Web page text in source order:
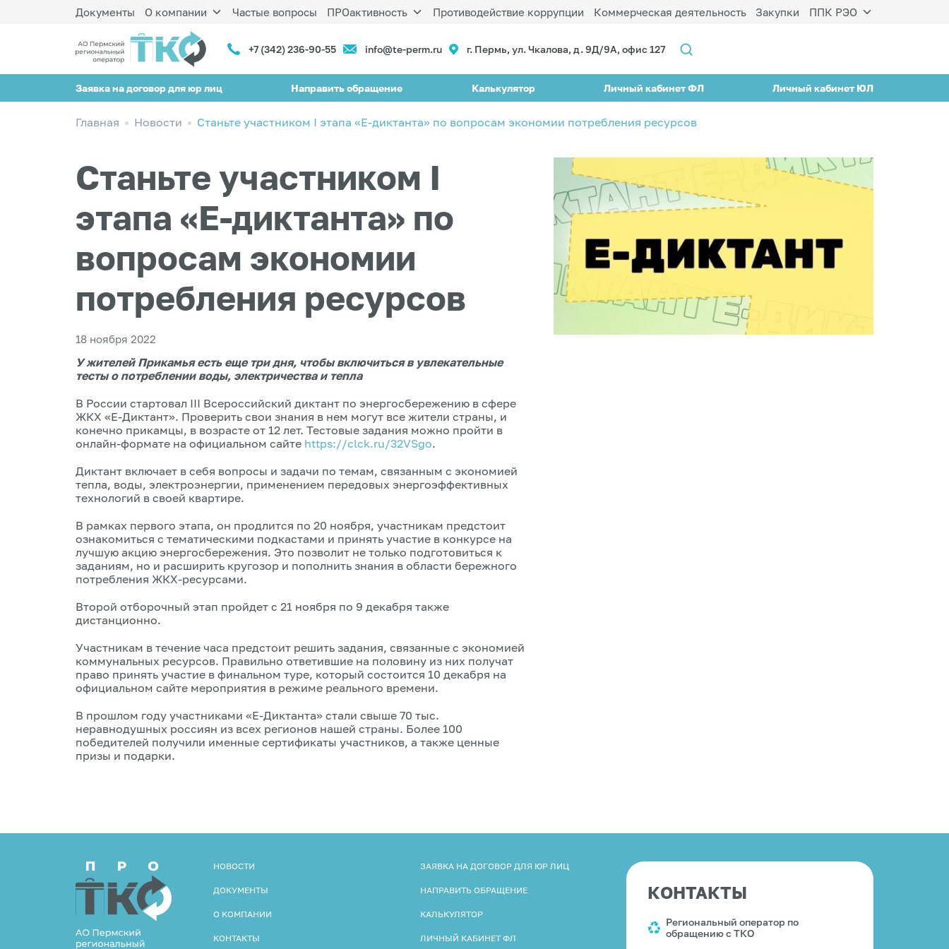
Документы О компании Частые вопросы ПРОактивность Противодействие коррупции Коммерческая деятельность Закупки ППК РЭО
+7 (342) 236-90-55 info@te-perm.ru г. Пермь, ул. Чкалова, д. 9Д/9А, офис 127
Заявка на договор для юр лиц Направить обращение Калькулятор Личный кабинет ФЛ Личный кабинет ЮЛ
Главная Новости Станьте участником I этапа «Е-диктанта» по вопросам экономии потребления ресурсов
Станьте участником I
этапа «Е-диктанта» по
вопросам экономии
потребления ресурсов
18 ноября 2022
У жителей Прикамья есть еще три дня, чтобы включиться в увлекательные
тесты о потреблении воды, электричества и тепла
В России стартовал III Всероссийский диктант по энергосбережению в сфере
ЖКХ «Е-Диктант». Проверить свои знания в нем могут все жители страны, и
конечно прикамцы, в возрасте от 12 лет. Тестовые задания можно пройти в
онлайн-формате на официальном сайте https://clck.ru/32VSgo.
Диктант включает в себя вопросы и задачи по темам, связанным с экономией
тепла, воды, электроэнергии, применением передовых энергоэффективных
технологий в своей квартире.
В рамках первого этапа, он продлится по 20 ноября, участникам предстоит
ознакомиться с тематическими подкастами и принять участие в конкурсе на
лучшую акцию энергосбережения. Это позволит не только подготовиться к
заданиям, но и расширить кругозор и пополнить знания в области бережного
потребления ЖКХ-ресурсами.
Второй отборочный этап пройдет с 21 ноября по 9 декабря также
дистанционно.
Участникам в течение часа предстоит решить задания, связанные с экономией
коммунальных ресурсов. Правильно ответившие на половину из них получат
право принять участие в финальном туре, который состоится 10 декабря на
официальном сайте мероприятия в режиме реального времени.
В прошлом году участниками «Е-Диктанта» стали свыше 70 тыс.
неравнодушных россиян из всех регионов нашей страны. Более 100
победителей получили именные сертификаты участников, а также ценные
призы и подарки.
НОВОСТИ
ДОКУМЕНТЫ
О КОМПАНИИ
КОНТАКТЫ
ЗАЯВКА НА ДОГОВОР ДЛЯ ЮР ЛИЦ
НАПРАВИТЬ ОБРАЩЕНИЕ
КАЛЬКУЛЯТОР
ЛИЧНЫЙ КАБИНЕТ ФЛ
КОНТАКТЫ
Региональный оператор по
обращению с ТКО